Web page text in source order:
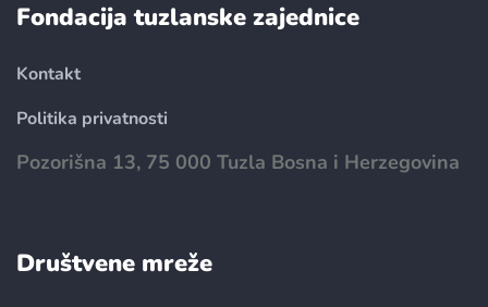
Fondacija tuzlanske zajednice
Kontakt
Politika privatnosti
Pozorišna 13, 75 000 Tuzla Bosna i Herzegovina
Društvene mreže